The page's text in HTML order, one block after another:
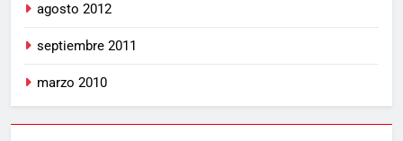
agosto 2012
septiembre 2011
marzo 2010